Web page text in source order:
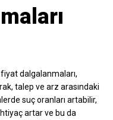
dalgalanmaları,
talep ve arz arasındaki
suç oranları artabilir,
artar ve bu da